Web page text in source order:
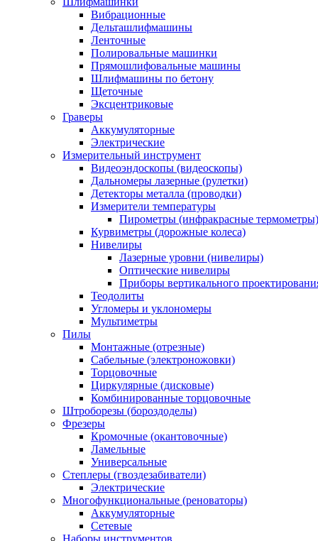
Вибрационные
Дельташлифмашины
Ленточные
Полировальные машинки
Прямошлифовальные машины
Шлифмашины по бетону
Щеточные
Эксцентриковые
Граверы
Аккумуляторные
Электрические
Измерительный инструмент
Видеоэндоскопы (видеоскопы)
Дальномеры лазерные (рулетки)
Детекторы металла (проводки)
Измерители температуры
Пирометры (инфракрасные термометры)
Курвиметры (дорожные колеса)
Нивелиры
Лазерные уровни (нивелиры)
Оптические нивелиры
Приборы вертикального
Теодолиты
Угломеры и уклономеры
Мультиметры
Пилы
Монтажные (отрезные)
Сабельные (электроножовки)
Торцовочные
Циркулярные (дисковые)
Комбинированные торцовочные
Штроборезы (бороздоделы)
Фрезеры
Кромочные (окантовочные)
Ламельные
Универсальные
Степлеры (гвоздезабиватели)
Электрические
Многофункциональные (реноваторы)
Аккумуляторные
Сетевые
Наборы инструментов